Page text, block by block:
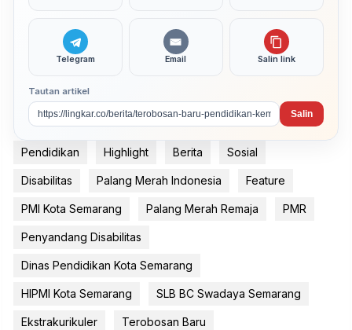
Telegram Email Salin link
Tautan artikel
Salin
Pendidikan Highlight Berita Sosial
Disabilitas Palang Merah Indonesia Feature
PMI Kota Semarang Palang Merah Remaja PMR
Penyandang Disabilitas
Dinas Pendidikan Kota Semarang
HIPMI Kota Semarang SLB BC Swadaya Semarang
Ekstrakurikuler Terobosan Baru